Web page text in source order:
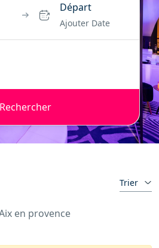
Départ
Ajouter Date
Rechercher
Trier
en provence